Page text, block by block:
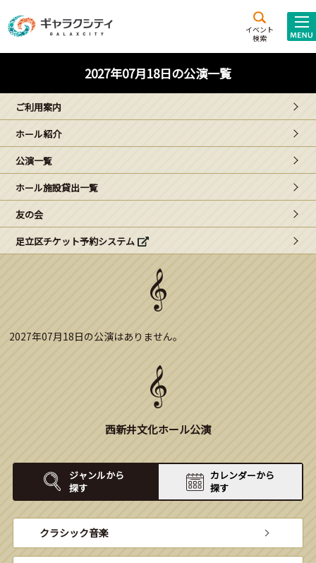
イベント
検索
施設案内
西新井
文化ホール
ギャラクシティとは
こどもみーてぃんぐ
Gがくえん
ブランドからのお知らせ
2027年07月18日の公演一覧
ご利用案内
ホール紹介
公演一覧
ホール施設貸出一覧
友の会
足立区チケット予約システム
2027年07月18日の公演はありません。
西新井文化ホール公演
ジャンルから
探す
カレンダーから
探す
クラシック音楽